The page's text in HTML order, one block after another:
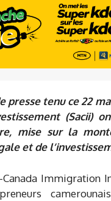
presse tenu ce 22
(Sacii)
mise sur la
et de
Immigration